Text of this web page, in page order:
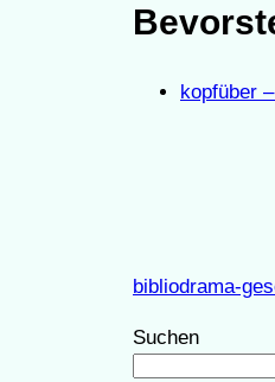
kopfüber
bibliodrama-
Suchen